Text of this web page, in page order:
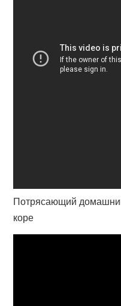
Потрясающий
коре